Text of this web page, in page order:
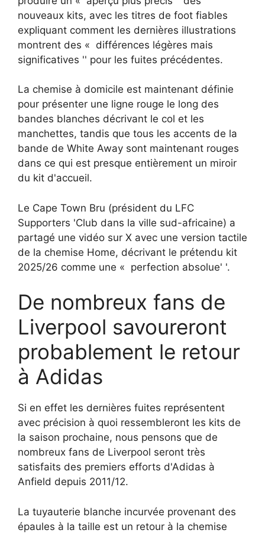
nouveaux kits, avec les titres de foot fiables
expliquant comment les dernières illustrations
montrent des « différences légères mais
significatives '' pour les fuites précédentes.
La chemise à domicile est maintenant définie
pour présenter une ligne rouge le long des
bandes blanches décrivant le col et les
manchettes, tandis que tous les accents de la
bande de White Away sont maintenant rouges
dans ce qui est presque entièrement un miroir
du kit d'accueil.
Le Cape Town Bru (président du LFC
Supporters 'Club dans la ville sud-africaine) a
partagé une vidéo sur X avec une version tactile
de la chemise Home, décrivant le prétendu kit
2025/26 comme une « perfection absolue' '.
De nombreux fans de
Liverpool savoureront
probablement le retour
à Adidas
Si en effet les dernières fuites représentent
avec précision à quoi ressembleront les kits de
la saison prochaine, nous pensons que de
nombreux fans de Liverpool seront très
satisfaits des premiers efforts d'Adidas à
Anfield depuis 2011/12.
La tuyauterie blanche incurvée provenant des
épaules à la taille est un retour à la chemise